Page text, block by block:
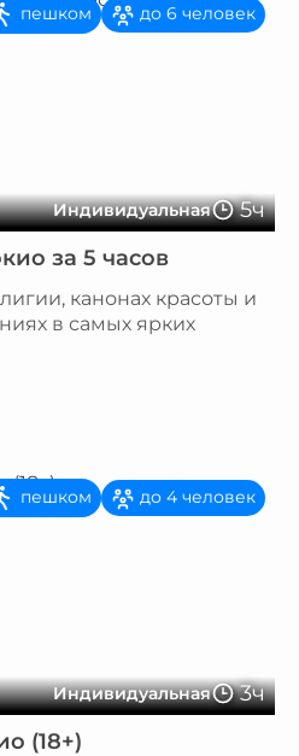
Индивидуальная 5ч
пешком до 6 человек
за 5 часов
канонах красоты и
в самых ярких
Индивидуальная 3ч
пешком до 4 человек
(18+)